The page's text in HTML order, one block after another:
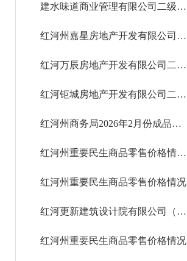
建水味道商业管理有限公司二级资质证书
红河州嘉星房地产开发有限公司二级资质证书
红河万辰房地产开发有限公司二级资质证书
红河钜城房地产开发有限公司二级资质证书
红河州商务局2026年2月份成品油零售经营许可证核发公告
红河州重要民生商品零售价格情况（2026年2月28日）
红河州重要民生商品零售价格情况
红河更新建筑设计院有限公司（2026年第一批延续公示）
红河州重要民生商品零售价格情况